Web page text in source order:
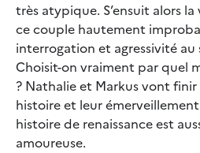
très atypique. S’ensuit alors
ce couple hautement
interrogation et agressivité au
Choisit-on vraiment par quel
? Nathalie et Markus vont
histoire et leur
histoire de renaissance est
amoureuse.